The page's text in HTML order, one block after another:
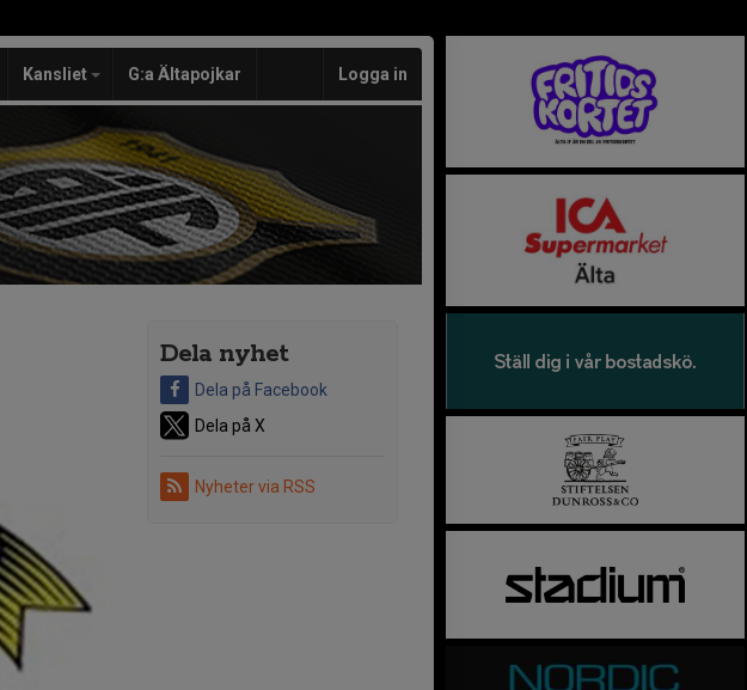
Kansliet G:a Ältapojkar Logga in
Dela nyhet
Dela på Facebook
Dela på X
Nyheter via RSS